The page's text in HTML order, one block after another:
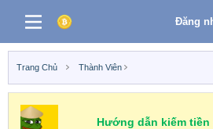
Đăng
Trang Chủ Thành Viên
Hướng dẫn kiếm